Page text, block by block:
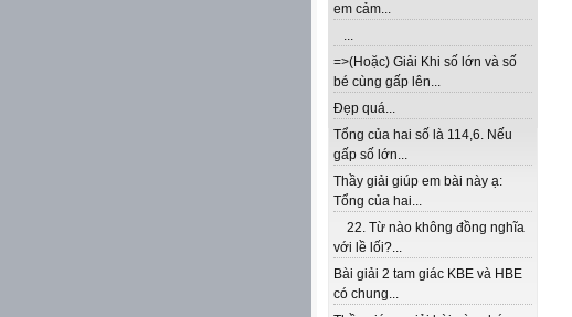
em cảm...
...
=>(Hoặc) Giải Khi số lớn và số
bé cùng gấp lên...
Đẹp quá...
Tổng của hai số là 114,6. Nếu
gấp số lớn...
Thầy giải giúp em bài này ạ:
Tổng của hai...
22. Từ nào không đồng nghĩa
với lề lối?...
Bài giải 2 tam giác KBE và HBE
có chung...